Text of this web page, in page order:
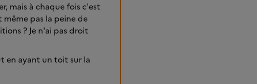
mais à chaque fois c'est
même pas la peine de
? Je n'ai pas droit
en ayant un toit sur la